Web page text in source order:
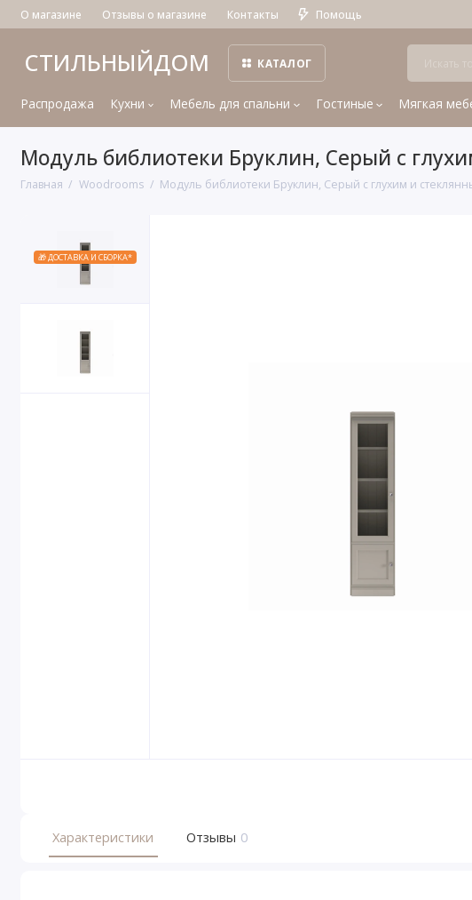
О магазине Отзывы о магазине Контакты Помощь
СТИЛЬНЫЙДОМ КАТАЛОГ
Распродажа Кухни Мебель для спальни Гостиные Мягкая
Модуль библиотеки Бруклин, Серый с
Главная Woodrooms Модуль библиотеки Бруклин, Серый с глухим и
🎁 ДОСТАВКА И СБОРКА*
Характеристики Отзывы 0